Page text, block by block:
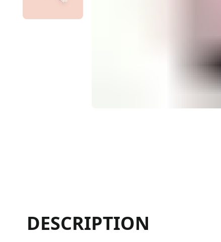
DESCRIPTION